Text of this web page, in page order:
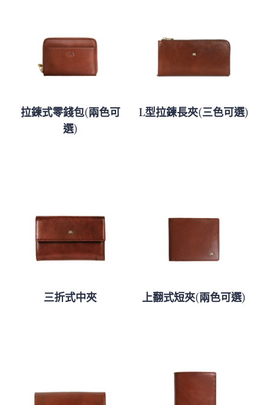
拉鍊式零錢包(兩色可
選)
L型拉鍊長夾(三色可選)
三折式中夾 上翻式短夾(兩色可選)